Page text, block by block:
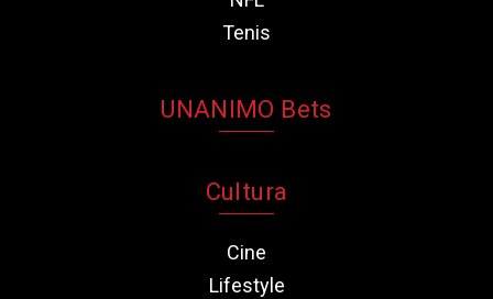
Tenis
UNANIMO Bets
Cultura
Cine
Lifestyle